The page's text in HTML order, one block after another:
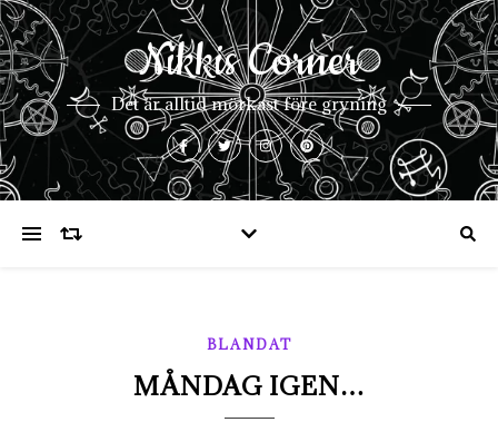
Nikkis Corner
Det är alltid mörkast före gryning
BLANDAT
MÅNDAG IGEN…